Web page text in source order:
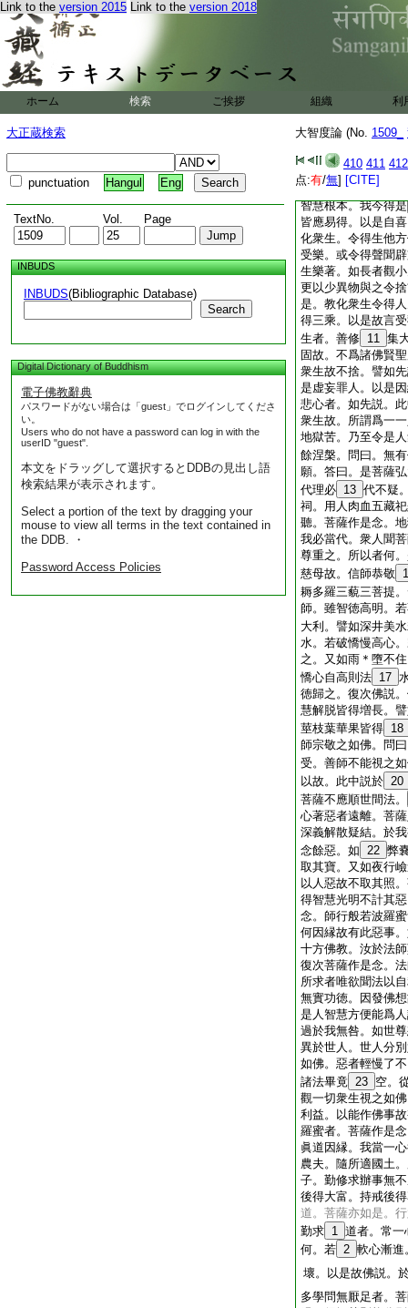
Link to the version 2015 Link to the version 2018
ホーム 検索 ご挨拶 組織 利
大正蔵検索
punctuation Hangul Eng
TextNo. Vol. Page
INBUDS
INBUDS(Bibliographic Database)
Search
Digital Dictionary of Buddhism
電子佛教辭典
パスワードがない場合は「guest」でログインしてくださ
い。
Users who do not have a password can log in with the
userID "guest".
本文をドラッグして選択するとDDBの見出し語
検索結果が表示されます。
Select a portion of the text by dragging your
mouse to view all terms in the text contained in
the DDB. ・
Password Access Policies
大智度論 (No. 1509_
410 411 412
点:有/無] [CITE]
讃知恩者。知恩
復次菩薩作是念。
尚應度。何況於我
起瞋心然後身口
8
9 是持戒故身口
三業清淨故。則自
浴著好新衣。瓔珞
菩薩亦如是。得是
智慧根本。我今得是
皆應易得。以是自
化衆生。令得生他
受樂。或令得聲聞
生樂著。如長者觀
更以少異物與之令
是。教化衆生令得
得三乘。以是故言
生者。善修 11 集
固故。不爲諸佛賢
衆生故不捨。譬如
是虚妄罪人。以是
悲心者。如先説。
衆生故。所謂爲一
地獄苦。乃至令是
餘涅槃。問曰。無
願。答曰。是菩薩
代理必 13 代不疑
祠。用人肉血五藏
聽。菩薩作是念。
我必當代。衆人聞
尊重之。所以者何
慈母故。信師恭敬
耨多羅三藐三菩提
師。雖智徳高明。
大利。譬如深井美
水。若破憍慢高心
之。又如雨＊墮不
憍心自高則法 17
徳歸之。復次佛説
慧解脱皆得増長。
莖枝葉華果皆得 18
師宗敬之如佛。問
受。善師不能視之
以故。此中説於 20
菩薩不應順世間法。
心著惡者遠離。菩
深義解散疑結。於
念餘惡。如 22 弊
取其寶。又如夜行
以人惡故不取其照
得智慧光明不計其
念。師行般若波羅
何因縁故有此惡事
十方佛教。汝於法
復次菩薩作是念。
所求者唯欲聞法以
無實功徳。因發佛
是人智慧方便能爲
過於我無咎。如世
異於世人。世人分
如佛。惡者輕慢了
諸法畢竟 23 空。
觀一切衆生視之如
利益。以能作佛事
羅蜜者。菩薩作是
眞道因縁。我當一
農夫。隨所適國土
子。勤修求辦事無
後得大富。持戒後
道。菩薩亦如是。
勤求 1 道者。常一
何。若 2 軟心漸進
壞。以是故佛説。
多學問無厭足者。